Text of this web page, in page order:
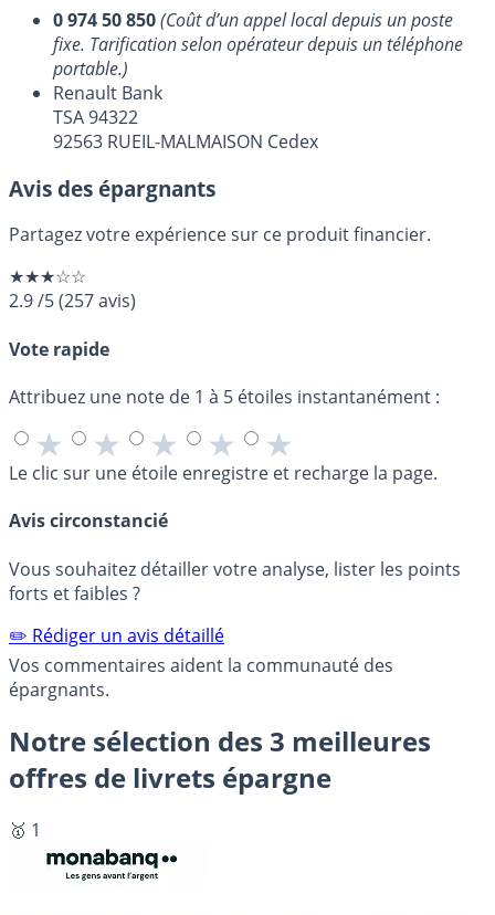
0 974 50 850(Coût d’un appel local depuis un poste
fixe. Tarification selon opérateur depuis un téléphone
portable.)
Renault Bank
TSA 94322
92563 RUEIL-MALMAISON Cedex
Avis des épargnants
Partagez votre expérience sur ce produit financier.
★★★☆☆
2.9/5(257avis)
Vote rapide
Attribuez une note de 1 à 5 étoiles instantanément :
★ ★ ★ ★ ★
Le clic sur une étoile enregistre et recharge la page.
Avis circonstancié
Vous souhaitez détailler votre analyse, lister les points
forts et faibles ?
✏️ Rédiger un avis détaillé
Vos commentaires aident la communauté des
épargnants.
Notre sélection des 3 meilleures
offres de livrets épargne
🥇 1